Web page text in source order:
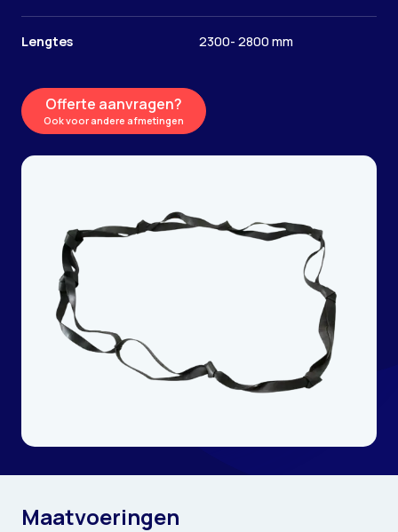
Lengtes 2300- 2800 mm
Offerte aanvragen?
Ook voor andere afmetingen
Maatvoeringen